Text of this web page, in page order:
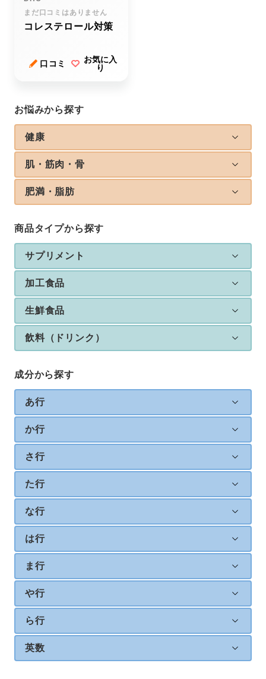
お悩みから探す
健康
肌・筋肉・骨
肥満・脂肪
商品タイプから探す
サプリメント
加工食品
生鮮食品
飲料（ドリンク）
成分から探す
あ行
か行
さ行
た行
な行
は行
ま行
や行
ら行
英数
まだ口コミはありません
コレステロール対策
口コミ
お気に入
り